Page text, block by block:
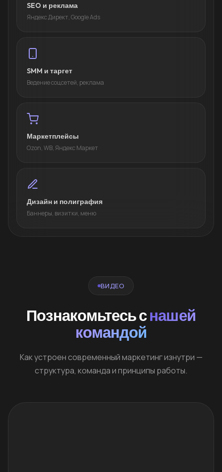
SEO и реклама
Яндекс Директ, Google Ads
SMM и таргет
Ведение соцсетей, реклама
Маркетплейсы
Ozon, WB, Яндекс Маркет
Дизайн и полиграфия
Баннеры, визитки, меню
ВИДЕО
Познакомьтесь снашей
командой
Как устроен современный маркетинг изнутри —
структура, команда и принципы работы.